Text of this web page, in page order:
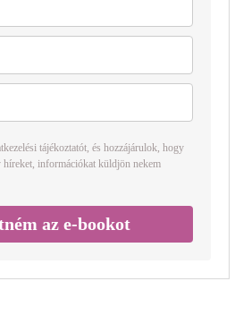
tájékoztatót, és hozzájárulok, hogy
információkat küldjön nekem
az e-bookot